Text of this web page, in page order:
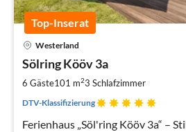
Top-Inserat
Westerland
Sölring Kööv 3a
6 Gäste101 m23 Schlafzimmer
DTV-Klassifizierung
Ferienhaus „Söl'ring Kööv 3a“ – Stilvolles Ambiente mit